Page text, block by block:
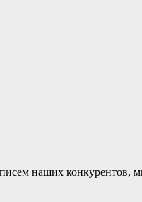
наших конкурентов,